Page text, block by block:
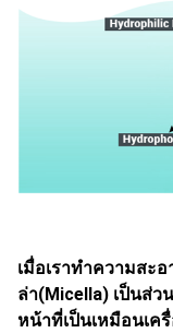
เมื่อเราทำความสะ
ล่า(Micella) เป็นส่ว
หน้าที่เป็นเหมือนเค